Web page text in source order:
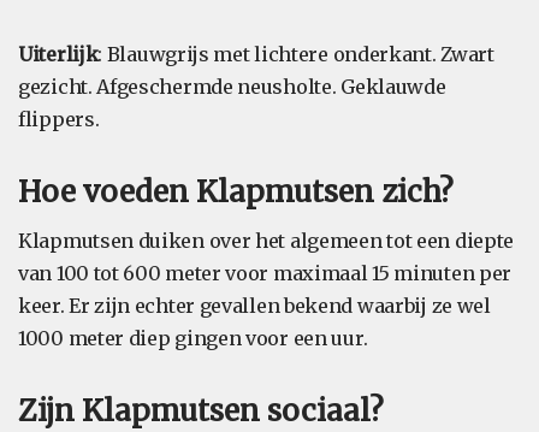
Uiterlijk: Blauwgrijs met lichtere onderkant. Zwart
gezicht. Afgeschermde neusholte. Geklauwde
flippers.
Hoe voeden Klapmutsen zich?
Klapmutsen duiken over het algemeen tot een diepte
van 100 tot 600 meter voor maximaal 15 minuten per
keer. Er zijn echter gevallen bekend waarbij ze wel
1000 meter diep gingen voor een uur.
Zijn Klapmutsen sociaal?